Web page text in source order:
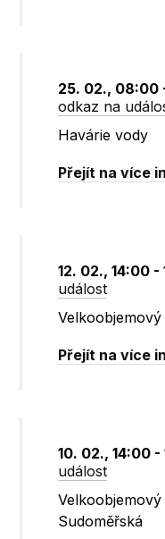
25. 02., 08:00
odkaz na
Havárie vody
Přejít na více
12. 02., 14:00 -
událost
Přejít na více
10. 02., 14:00 -
událost
Sudoměřská